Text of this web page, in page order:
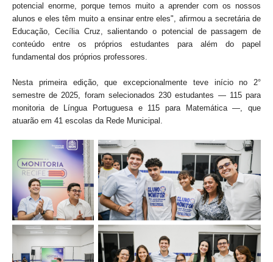
potencial enorme, porque temos muito a aprender com os nossos
alunos e eles têm muito a ensinar entre eles", afirmou a secretária de
Educação, Cecília Cruz, salientando o potencial de passagem de
conteúdo entre os próprios estudantes para além do papel
fundamental dos próprios professores.
Nesta primeira edição, que excepcionalmente teve início no 2°
semestre de 2025, foram selecionados 230 estudantes — 115 para
monitoria de Língua Portuguesa e 115 para Matemática —, que
atuarão em 41 escolas da Rede Municipal.